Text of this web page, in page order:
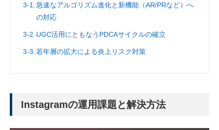
急速なアルゴリズム進化と新機能（AR/PRなど）へ
の対応
UGC活用にともなうPDCAサイクルの確立
若年層の拡大による炎上リスク対策
Instagramの運用課題と解決方法